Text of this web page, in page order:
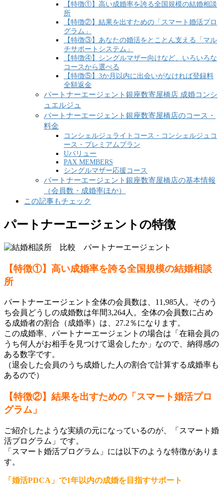
【特徴①】高い成婚率を誇る全国規模の結婚相談
所
【特徴②】結果を出すための「スマート婚活プロ
グラム」
【特徴③】あなたの婚活をとことん支える「マル
チサポートシステム」
【特徴④】シングルマザー向けなど、いろいろな
コースから選べる
【特徴⑤】3か月以内に出会いがなければ登録料
全額返金
パートナーエージェント銀座数寄屋橋店 成婚コンシ
ュエルジュ
パートナーエージェント銀座数寄屋橋店のコース・
料金
コンシェルジュライトコース・コンシェルジュコ
ース・プレミアムプラン
Uバリュー
PAX MEMBERS
シングルマザー応援コース
パートナーエージェント銀座数寄屋橋店の基本情報
（会員数・成婚率ほか）
この記事もチェック
パートナーエージェントの特徴
【特徴①】高い成婚率を誇る全国規模の結婚相談
所
パートナーエージェント全体の会員数は、11,985人。そのう
ち会員どうしの成婚数は年間3,264人。全体の会員数に占め
る成婚者の割合（成婚率）は、27.2％になります。
この成婚率、パートナーエージェントの場合は「在籍会員の
うち何人がお相手を見つけて退会したか」なので、納得感の
ある数字です。
（退会した会員のうち成婚した人の割合で計算する成婚率も
あるので）
【特徴②】結果を出すための「スマート婚活プロ
グラム」
ご紹介したような実績の元になっているのが、「スマート婚
活プログラム」です。
「スマート婚活プログラム」には以下のような特徴がありま
す。
「婚活PDCA」で1年以内の成婚を目指すサポート